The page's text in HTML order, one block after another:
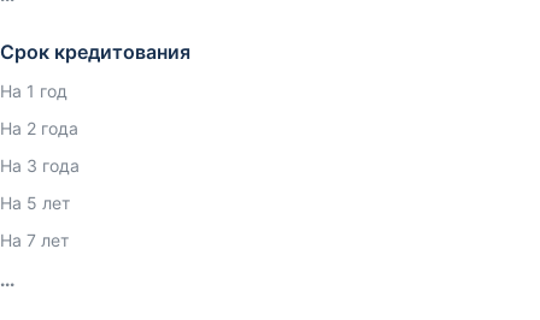
Срок кредитования
На 1 год
На 2 года
На 3 года
На 5 лет
На 7 лет